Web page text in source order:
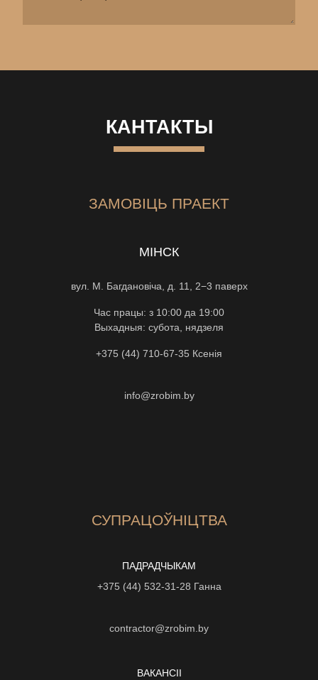
КАНТАКТЫ
ЗАМОВІЦЬ ПРАЕКТ
МІНСК
вул. М. Багдановіча, д. 11, 2−3 паверх
Час працы: з 10:00 да 19:00
Выхадныя: субота, нядзеля
+375 (44) 710-67-35 Ксенiя
info@zrobim.by
СУПРАЦОЎНІЦТВА
ПАДРАДЧЫКАМ
+375 (44) 532-31-28 Ганна
contractor@zrobim.by
ВАКАНСІI